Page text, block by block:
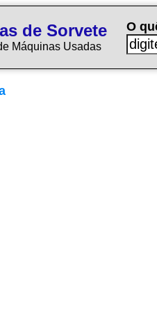
de Sorvete
Máquinas Usadas
O